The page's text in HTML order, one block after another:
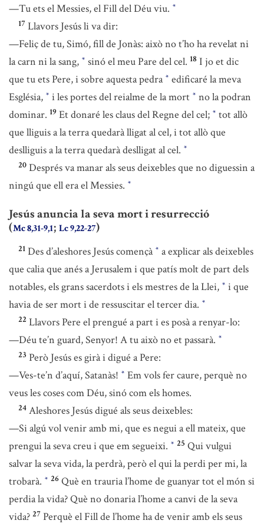
—Tu ets el Messies, el Fill del Déu viu. *
17 Llavors Jesús li va dir:
—Feliç de tu, Simó, fill de Jonàs: això no t’ho ha revelat ni
la carn ni la sang, * sinó el meu Pare del cel. 18 I jo et dic
que tu ets Pere, i sobre aquesta pedra * edificaré la meva
Església, * i les portes del reialme de la mort * no la podran
dominar. 19 Et donaré les claus del Regne del cel; * tot allò
que lliguis a la terra quedarà lligat al cel, i tot allò que
deslliguis a la terra quedarà deslligat al cel. *
20 Després va manar als seus deixebles que no diguessin a
ningú que ell era el Messies. *
Jesús anuncia la seva mort i resurrecció
(Mc 8,31-9,1; Lc 9,22-27)
21 Des d’aleshores Jesús començà * a explicar als deixebles
que calia que anés a Jerusalem i que patís molt de part dels
notables, els grans sacerdots i els mestres de la Llei, * i que
havia de ser mort i de ressuscitar el tercer dia. *
22 Llavors Pere el prengué a part i es posà a renyar-lo:
—Déu te’n guard, Senyor! A tu això no et passarà. *
23 Però Jesús es girà i digué a Pere:
—Ves-te’n d’aquí, Satanàs! * Em vols fer caure, perquè no
veus les coses com Déu, sinó com els homes.
24 Aleshores Jesús digué als seus deixebles:
—Si algú vol venir amb mi, que es negui a ell mateix, que
prengui la seva creu i que em segueixi. * 25 Qui vulgui
salvar la seva vida, la perdrà, però el qui la perdi per mi, la
trobarà. * 26 Què en trauria l’home de guanyar tot el món si
perdia la vida? Què no donaria l’home a canvi de la seva
vida? 27 Perquè el Fill de l’home ha de venir amb els seus